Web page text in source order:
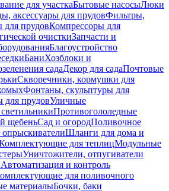
для участкаБытовые насосыЛюки
аксессуары для прудовФильтры,
для прудовКомпрессоры для
очисткиЗапчасти и
Благоустройство
БаниХозблоки и
садаДекор для садаПочтовые
Скворечники, кормушки для
Фонтаны, скульптуры для
для прудовУличные
Противогололедные
щебеньСад и огородПоливочное
Шланги для дома и
для теплицМодульные
Уничтожители, отпугиватели
Автоматизация и контроль
для поливочного
материалыБочки, баки